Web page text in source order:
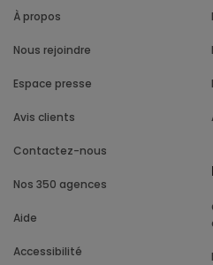
À propos
Nous rejoindre
Espace presse
Avis clients
Contactez-nous
Nos 350 agences
Aide
Accessibilité